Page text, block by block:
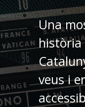
Una
història
veus i